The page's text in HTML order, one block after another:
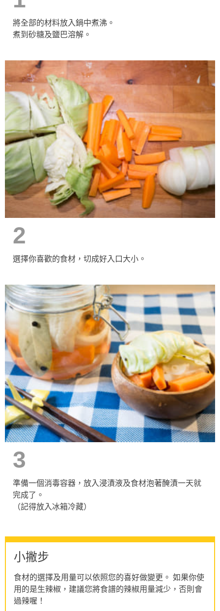
將全部的材料放入鍋中煮沸。
煮到砂糖及鹽巴溶解。
2
選擇你喜歡的食材，切成好入口大小。
3
準備一個消毒容器，放入浸漬液及食材泡著醃漬一天就
完成了。
（記得放入冰箱冷藏）
小撇步
食材的選擇及用量可以依照您的喜好做變更。 如果你使
用的是生辣椒，建議您將食譜的辣椒用量減少，否則會
過辣喔！